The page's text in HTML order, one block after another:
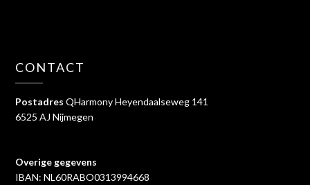
CONTACT
Postadres QHarmony Heyendaalseweg 141
6525 AJ Nijmegen
Overige gegevens
IBAN: NL60RABO0313994668